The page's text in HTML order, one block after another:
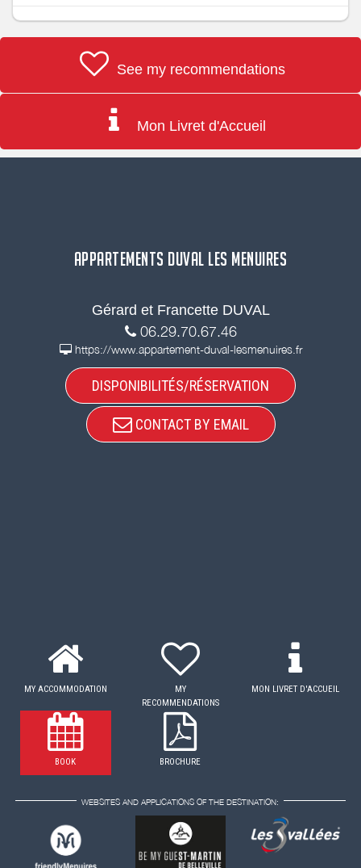
See my recommendations
Mon Livret d'Accueil
APPARTEMENTS DUVAL LES MENUIRES
Gérard et Francette DUVAL
06.29.70.67.46
https://www.appartement-duval-lesmenuires.fr
DISPONIBILITÉS/RÉSERVATION
CONTACT BY EMAIL
MY ACCOMMODATION
MY
RECOMMENDATIONS
MON LIVRET D'ACCUEIL
BOOK BROCHURE
WEBSITES AND APPLICATIONS OF THE DESTINATION: